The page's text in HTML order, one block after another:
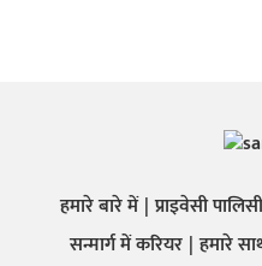
हमारे बारे में प्राइवेसी पालिसी
सन्मार्ग में करियर हमारे